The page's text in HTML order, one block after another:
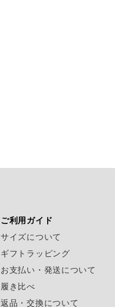
ご利用ガイド
サイズについて
ギフトラッピング
お支払い・発送について
履き比べ
返品・交換について